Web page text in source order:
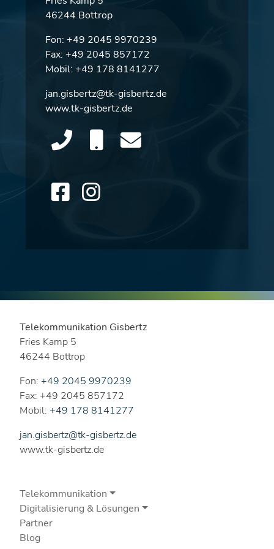
46244 Bottrop
Fon: +49 2045 9970239
Fax: +49 2045 857172
Mobil: +49 178 8141277
jan.gisbertz@tk-gisbertz.de
www.tk-gisbertz.de
Telekommunikation Gisbertz
Fries Kamp 5
46244 Bottrop
Fon: +49 2045 9970239
Fax: +49 2045 857172
Mobil: +49 178 8141277
jan.gisbertz@tk-gisbertz.de
www.tk-gisbertz.de
Telekommunikation
Digitalisierung & Lösungen
Partner
Blog